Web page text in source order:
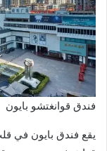
فندق قوانغتشو بايون
يقع فندق بايون في